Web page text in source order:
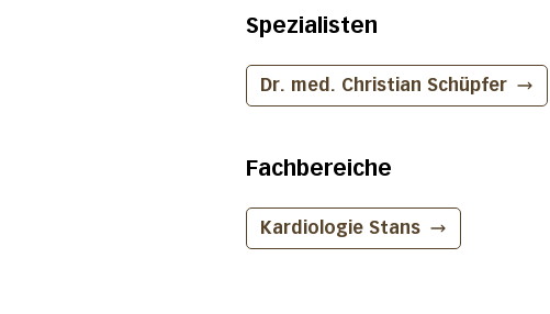
Spezialisten
Dr. med. Christian Schüpfer
Fachbereiche
Kardiologie Stans